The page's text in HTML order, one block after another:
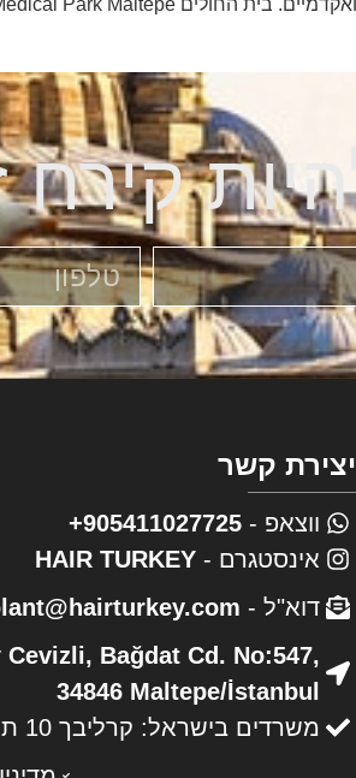
יצירת קשר
ווצאפ -905411027725+
אינסטגרם -HAIR TURKEY
דוא"ל -
Cevizli, Bağdat Cd. No:547,
34846 Maltepe/İstanbul
משרדים בישראל: קרליבך 10 תל אביב